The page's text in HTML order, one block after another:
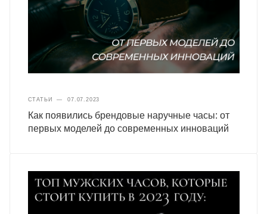
СТАТЬИ — 07.07.2023
Как появились брендовые наручные часы: от
первых моделей до современных инноваций